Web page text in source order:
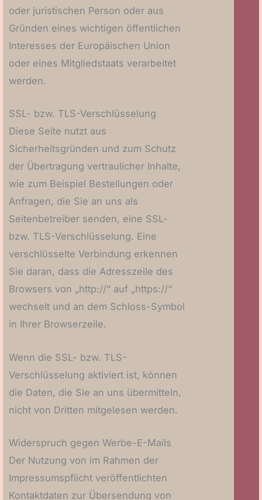
oder juristischen Person oder aus
Gründen eines wichtigen öffentlichen
Interesses der Europäischen Union
oder eines Mitgliedstaats verarbeitet
werden.
SSL- bzw. TLS-Verschlüsselung
Diese Seite nutzt aus
Sicherheitsgründen und zum Schutz
der Übertragung vertraulicher Inhalte,
wie zum Beispiel Bestellungen oder
Anfragen, die Sie an uns als
Seitenbetreiber senden, eine SSL-
bzw. TLS-Verschlüsselung. Eine
verschlüsselte Verbindung erkennen
Sie daran, dass die Adresszeile des
Browsers von „http://“ auf „https://“
wechselt und an dem Schloss-Symbol
in Ihrer Browserzeile.
Wenn die SSL- bzw. TLS-
Verschlüsselung aktiviert ist, können
die Daten, die Sie an uns übermitteln,
nicht von Dritten mitgelesen werden.
Widerspruch gegen Werbe-E-Mails
Der Nutzung von im Rahmen der
Impressumspflicht veröffentlichten
Kontaktdaten zur Übersendung von